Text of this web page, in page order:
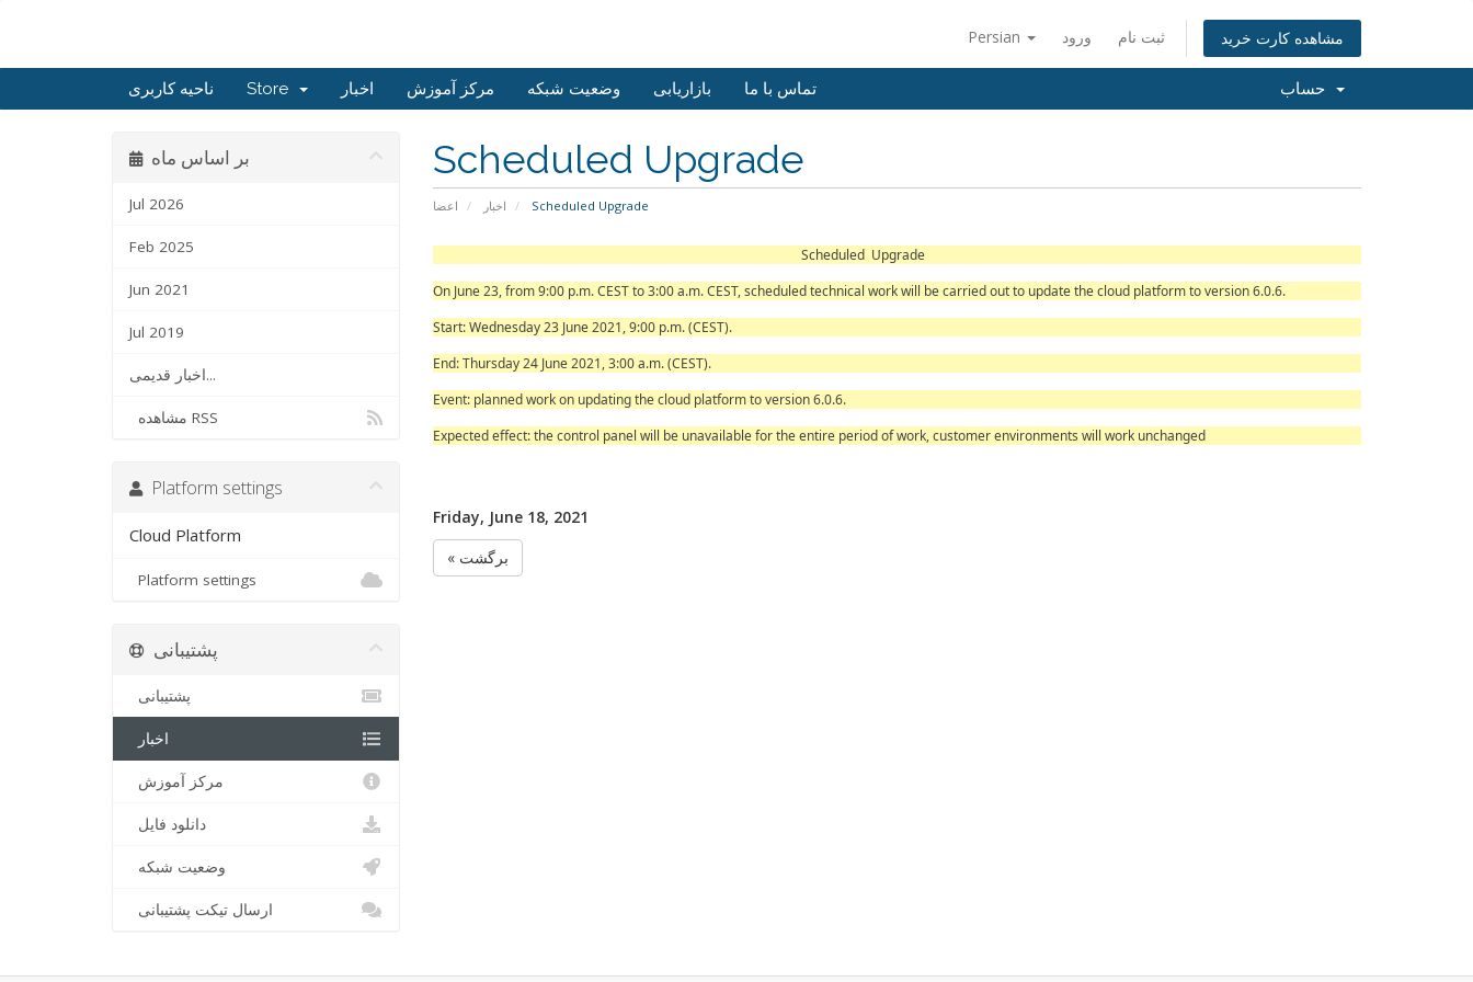
Persian ورود ثبت نام مشاهده کارت خرید
ناحیه کاربری Store اخبار مرکز آموزش وضعیت شبکه بازاریابی تماس با ما
Scheduled Upgrade
اعضا اخبار Scheduled Upgrade
بر اساس ماه
Jul 2026
Feb 2025
Jun 2021
Jul 2019
اخبار قدیمی...
مشاهده RSS
Scheduled Upgrade
On June 23, from 9:00 p.m. CEST to 3:00 a.m. CEST, scheduled technical work will be carried out to update the cloud platform to version 6.0.6.
Start: Wednesday 23 June 2021, 9:00 p.m. (CEST).
End: Thursday 24 June 2021, 3:00 a.m. (CEST).
Event: planned work on updating the cloud platform to version 6.0.6.
Expected effect: the control panel will be unavailable for the entire period of work, customer environments will work unchanged
Friday, June 18, 2021
« برگشت
Platform settings
Cloud Platform
Platform settings
پشتیبانی
پشتیبانی
اخبار
مرکز آموزش
دانلود فایل
وضعیت شبکه
ارسال تیکت پشتیبانی